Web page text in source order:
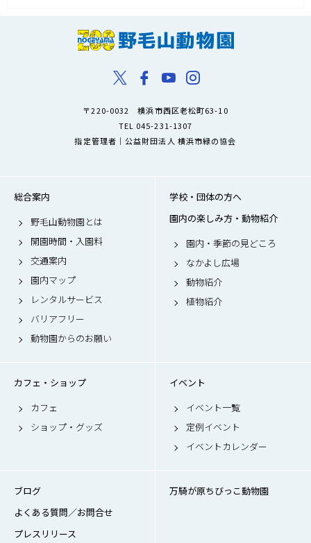
〒220-0032 横浜市西区老松町63-10
TEL 045-231-1307
指定管理者｜公益財団法人 横浜市緑の協会
総合案内
野毛山動物園とは
開園時間・入園料
交通案内
園内マップ
レンタルサービス
バリアフリー
動物園からのお願い
学校・団体の方へ
園内の楽しみ方・動物紹介
園内・季節の見どころ
なかよし広場
動物紹介
植物紹介
カフェ・ショップ
カフェ
ショップ・グッズ
イベント
イベント一覧
定例イベント
イベントカレンダー
ブログ
よくある質問／お問合せ
プレスリリース
万騎が原ちびっこ動物園